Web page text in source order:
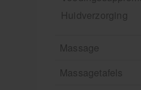
Huidverzorging
Massage
Massagetafels